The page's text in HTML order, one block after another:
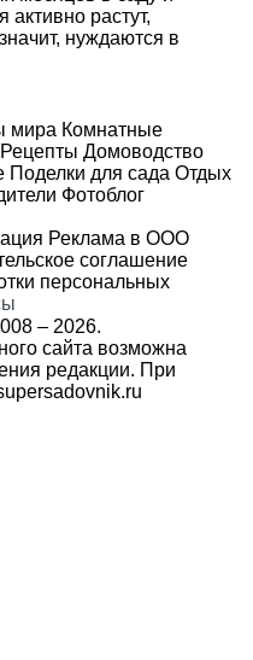
активно растут,
нуждаются в
мира Комнатные
Рецепты Домоводство
Поделки для сада Отдых
Фотоблог
Реклама в ООО
соглашение
персональных
– 2026.
сайта возможна
редакции. При